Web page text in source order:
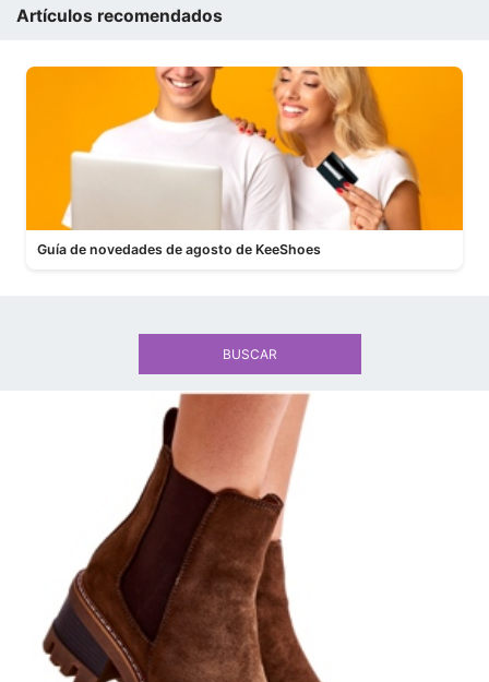
Artículos recomendados
Guía de novedades de agosto de KeeShoes
BUSCAR